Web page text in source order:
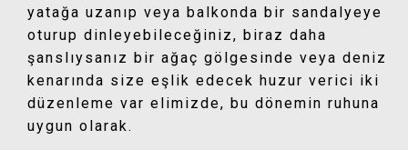
yatağa uzanıp veya balkonda bir sandalyeye
oturup dinleyebileceğiniz, biraz daha
şanslıysanız bir ağaç gölgesinde veya deniz
kenarında size eşlik edecek huzur verici iki
düzenleme var elimizde, bu dönemin ruhuna
uygun olarak.